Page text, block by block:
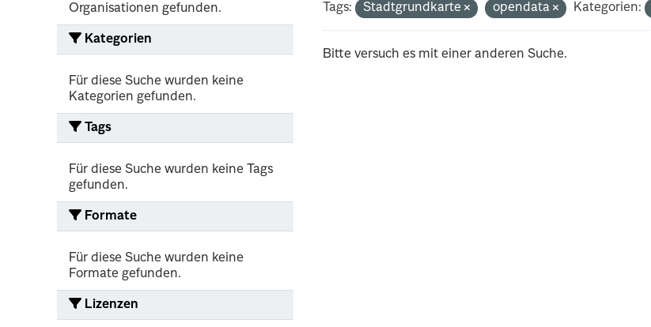
Organisationen gefunden.
Kategorien
Für diese Suche wurden keine
Kategorien gefunden.
Tags
Für diese Suche wurden keine Tags
gefunden.
Formate
Für diese Suche wurden keine
Formate gefunden.
Lizenzen
Tags: Stadtgrundkarte opendata Kategorien:
Bitte versuch es mit einer anderen Suche.